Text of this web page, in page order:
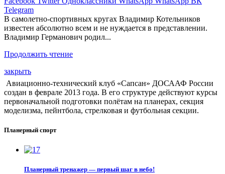
Telegram
В самолетно-спортивных кругах Владимир Котельников
известен абсолютно всем и не нуждается в представлении.
Владимир Германович родил...
Продолжить чтение
закрыть
Авиационно-технический клуб «Сапсан» ДОСААФ России
создан в феврале 2013 года. В его структуре действуют курсы
первоначальной подготовки полётам на планерах, секция
моделизма, пейнтбола, стрелковая и футбольная секции.
Планерный спорт
Планерный тренажер — первый шаг в небо!